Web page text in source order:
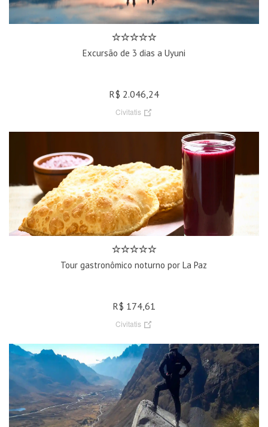
Excursão de 3 dias a Uyuni
R$ 2.046,24
Civitatis
Tour gastronômico noturno por La Paz
R$ 174,61
Civitatis